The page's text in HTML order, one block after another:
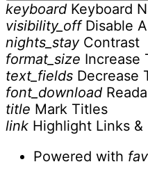
keyboard Keyboard
visibility_off Disable
nights_stay Contrast
format_size Increase
text_fields Decrease
font_download
title Mark Titles
link Highlight Links &
Powered with